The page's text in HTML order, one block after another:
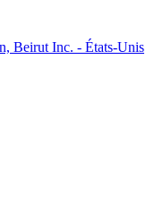
Beirut Inc. - États-Unis